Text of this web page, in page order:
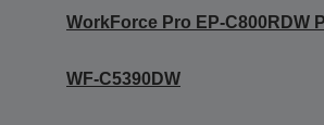
WorkForce Pro EP-C800RDW
WF-C5390DW